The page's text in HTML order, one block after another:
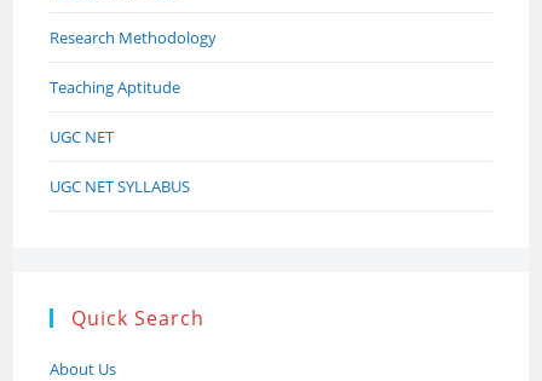
Research Methodology
Teaching Aptitude
UGC NET
UGC NET SYLLABUS
Quick Search
About Us